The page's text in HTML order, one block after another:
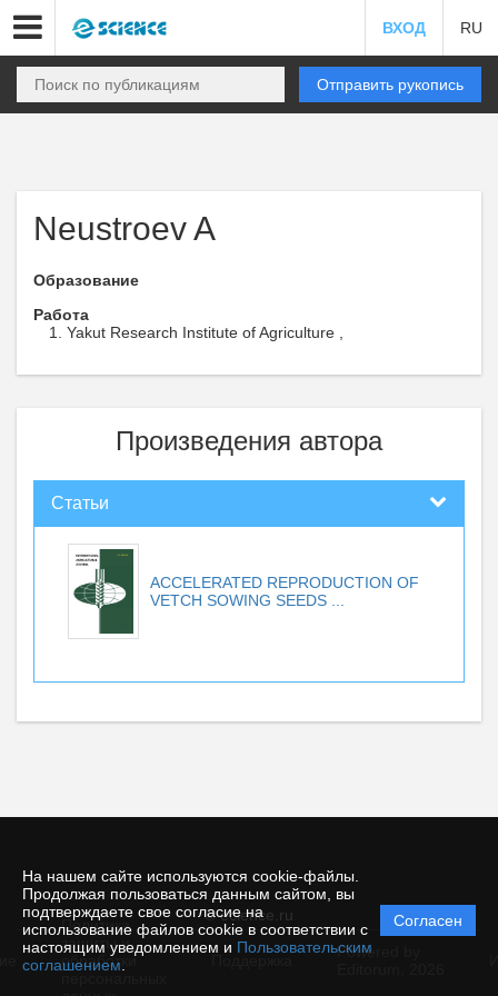
На нашем сайте используются cookie-файлы.
Продолжая пользоваться данным сайтом, вы
подтверждаете свое согласие на
использование файлов cookie в соответствии с
настоящим уведомлением и Пользовательским
соглашением
Согласен
ВХОД RU
Отправить рукопись
Neustroev A
Образование
Работа
Yakut Research Institute of Agriculture ,
Произведения автора
Статьи
ACCELERATED REPRODUCTION OF
VETCH SOWING SEEDS ...
© ecience.ru
Политика
защиты и
обработки
Powered by